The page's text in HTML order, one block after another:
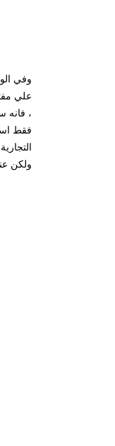
وفي
علي
، فانه
فقط
ولكن